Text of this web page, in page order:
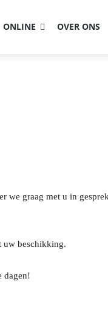
ONLINE OVER ONS
we graag met u in gesprek
uw beschikking.
dagen!